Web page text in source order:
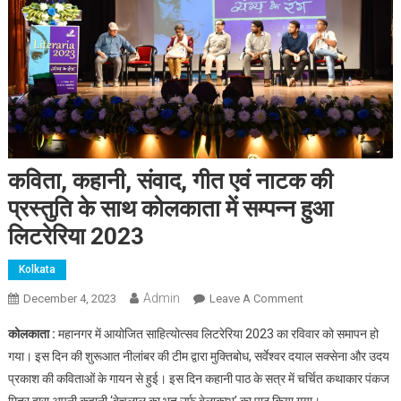
कविता, कहानी, संवाद, गीत एवं नाटक की
प्रस्तुति के साथ कोलकाता में सम्पन्न हुआ
लिटरेरिया 2023
Kolkata
December 4, 2023 Admin Leave A CommentOn
कहानी,
संवाद,
गीत
कोलकाता : महानगर में आयोजित साहित्योत्सव लिटरेरिया 2023 का रविवार को समापन हो
गया। इस दिन की शुरूआत नीलांबर की टीम द्वारा मुक्तिबोध, सर्वेश्वर दयाल सक्सेना और उदय
प्रकाश की कविताओं के गायन से हुई। इस दिन कहानी पाठ के सत्र में चर्चित कथाकार पंकज